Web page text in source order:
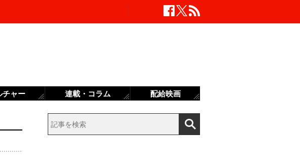
チャー 連載・コラム 配給映画